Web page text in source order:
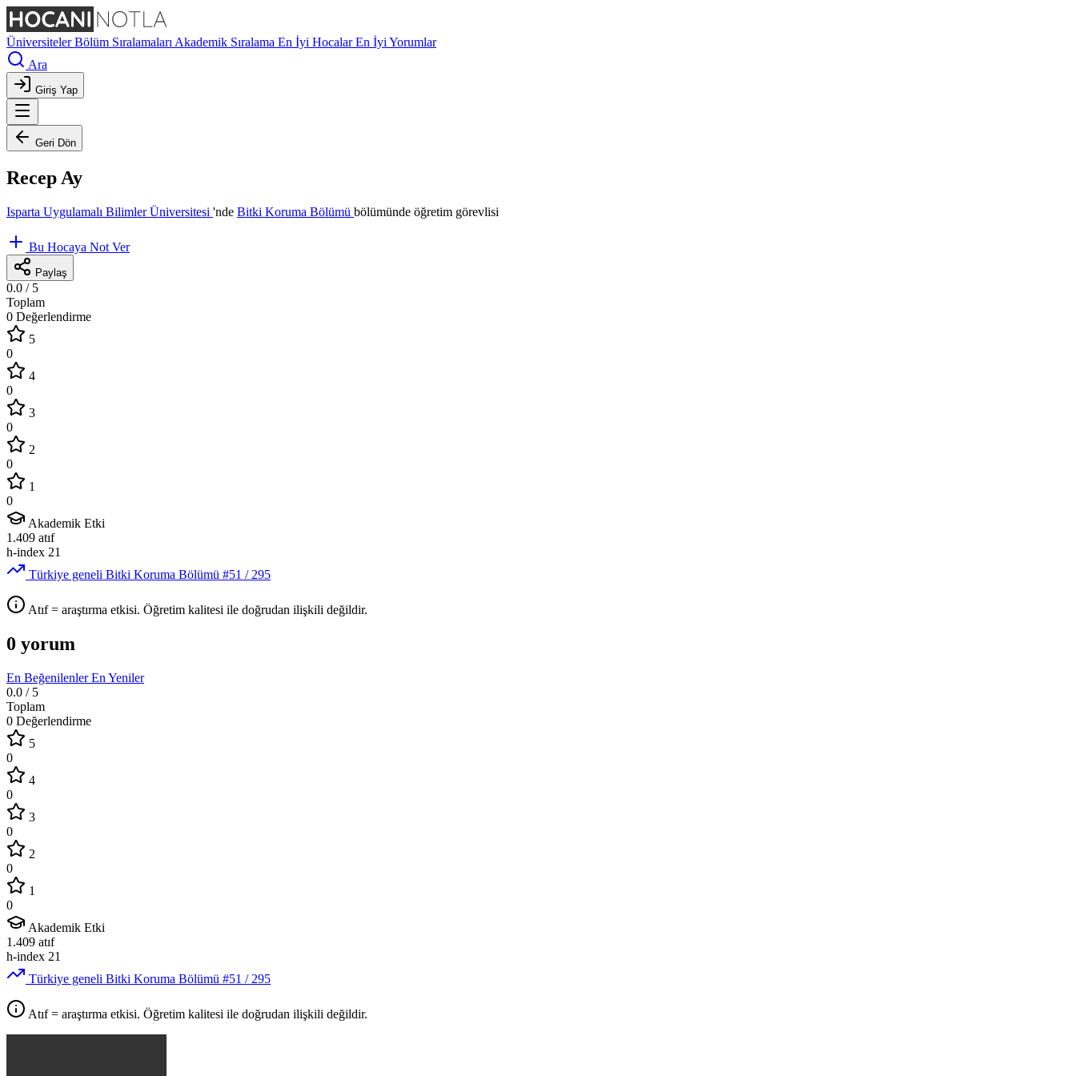
ÜniversitelerBölüm Sıralamaları Akademik Sıralama En İyi HocalarEn İyi Yorumlar
Ara
Giriş Yap
Geri Dön
Recep Ay
Isparta Uygulamalı Bilimler Üniversitesi 'nde Bitki Koruma Bölümü bölümünde öğretim görevlisi
Bu Hocaya Not Ver
Paylaş
0.0 / 5
Toplam
0 Değerlendirme
5
0
4
0
3
0
2
0
1
0
Akademik Etki
1.409 atıf
h-index 21
Türkiye geneli Bitki Koruma Bölümü #51 / 295
Atıf = araştırma etkisi. Öğretim kalitesi ile doğrudan ilişkili değildir.
0 yorum
En BeğenilenlerEn Yeniler
0.0 / 5
Toplam
0 Değerlendirme
5
0
4
0
3
0
2
0
1
0
Akademik Etki
1.409 atıf
h-index 21
Türkiye geneli Bitki Koruma Bölümü #51 / 295
Atıf = araştırma etkisi. Öğretim kalitesi ile doğrudan ilişkili değildir.